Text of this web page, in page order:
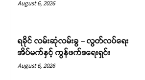
August 6, 2026
ရခိုင် လမ်းဆုံလမ်းခွ – လွတ်လပ်ရေး
အိပ်မက်နှင့် ကွန်ဖက်ဒရေးရှင်း
August 6, 2026